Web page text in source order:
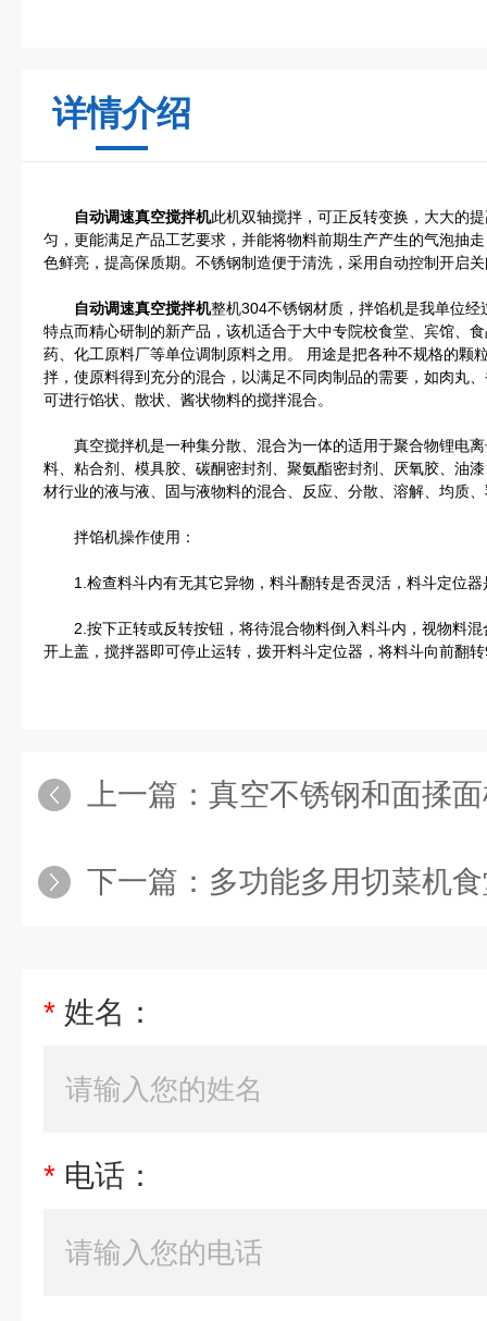
详情介绍
自动调速真空搅拌机此机双轴搅拌，可正反转变换，大大的
匀，更能满足产品工艺要求，并能将物料前期生产产生的气泡抽
色鲜亮，提高保质期。不锈钢制造便于清洗，采用自动控制开启
自动调速真空搅拌机整机304不锈钢材质，拌馅机是我单位
特点而精心研制的新产品，该机适合于大中专院校食堂、宾馆、
药、化工原料厂等单位调制原料之用。 用途是把各种不规格的颗
拌，使原料得到充分的混合，以满足不同肉制品的需要，如肉丸
可进行馅状、散状、酱状物料的搅拌混合。
真空搅拌机是一种集分散、混合为一体的适用于聚合物锂电离
料、粘合剂、模具胶、碳酮密封剂、聚氨酯密封剂、厌氧胶、油
材行业的液与液、固与液物料的混合、反应、分散、溶解、均质
拌馅机操作使用：
1.检查料斗内有无其它异物，料斗翻转是否灵活，料斗定位器
2.按下正转或反转按钮，将待混合物料倒入料斗内，视物料混
开上盖，搅拌器即可停止运转，拨开料斗定位器，将料斗向前翻
上一篇： 真空不锈钢和面揉
下一篇： 多功能多用切菜机
* 姓名：
* 电话：